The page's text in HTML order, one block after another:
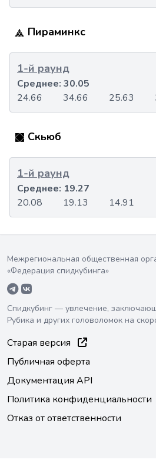
Пираминкс
1-й раунд
24.66 34.66 25.63
Среднее: 30.05
Скьюб
1-й раунд
20.08 19.13 14.91
Среднее: 19.27
Межрегиональная общественная
«Федерация спидкубинга»
Спидкубинг — увлечение,
Рубика и других головоломок на
Старая версия
Публичная оферта
Документация API
Политика конфиденциальности
Отказ от ответственности